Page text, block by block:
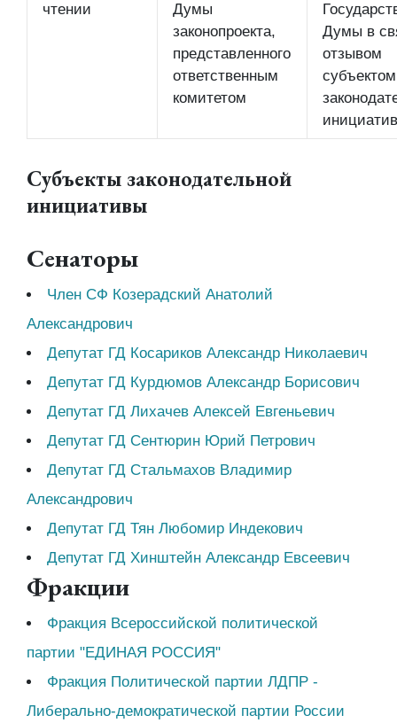
чтении
Думы
законопроекта,
представленного
ответственным
комитетом
Думы в
отзывом
Субъекты законодательной
инициативы
Сенаторы
Член СФ Козерадский Анатолий
Александрович
Депутат ГД Косариков Александр Николаевич
Депутат ГД Курдюмов Александр Борисович
Депутат ГД Лихачев Алексей Евгеньевич
Депутат ГД Сентюрин Юрий Петрович
Депутат ГД Стальмахов Владимир
Александрович
Депутат ГД Тян Любомир Индекович
Депутат ГД Хинштейн Александр Евсеевич
Фракции
Фракция Всероссийской политической
партии "ЕДИНАЯ РОССИЯ"
Фракция Политической партии ЛДПР -
Либерально-демократической партии России